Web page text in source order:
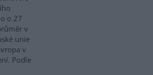
o 27
v
unie
v
Podle